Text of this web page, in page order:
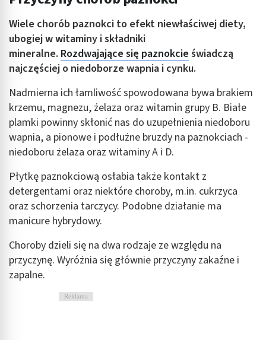
Wiele chorób paznokci to efekt niewłaściwej diety,
ubogiej w witaminy i składniki
mineralne. Rozdwajające się paznokcieświadczą
najczęściej o niedoborze wapnia i cynku.
Nadmierna ich łamliwość spowodowana bywa brakiem
krzemu, magnezu, żelaza oraz witamin grupy B. Białe
plamki powinny skłonić nas do uzupełnienia niedoboru
wapnia, a pionowe i podłużne bruzdy na paznokciach -
niedoboru żelaza oraz witaminy A i D.
Płytkę paznokciową osłabia także kontakt z
detergentami oraz niektóre choroby, m.in. cukrzyca
oraz schorzenia tarczycy. Podobne działanie ma
manicure hybrydowy.
Choroby dzieli się na dwa rodzaje ze względu na
przyczynę. Wyróżnia się głównie przyczyny zakaźne i
zapalne.
Reklama